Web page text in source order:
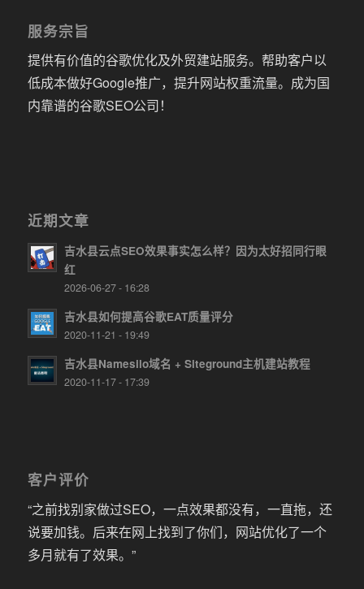
服务宗旨
提供有价值的谷歌优化及外贸建站服务。帮助客户以
低成本做好Google推广，提升网站权重流量。成为国
内靠谱的谷歌SEO公司！
近期文章
吉水县云点SEO效果事实怎么样？因为太好招同行眼
红
2026-06-27 - 16:28
吉水县如何提高谷歌EAT质量评分
2020-11-21 - 19:49
吉水县Namesilo域名 + Siteground主机建站教程
2020-11-17 - 17:39
客户评价
“之前找别家做过SEO，一点效果都没有，一直拖，还
说要加钱。后来在网上找到了你们，网站优化了一个
多月就有了效果。”